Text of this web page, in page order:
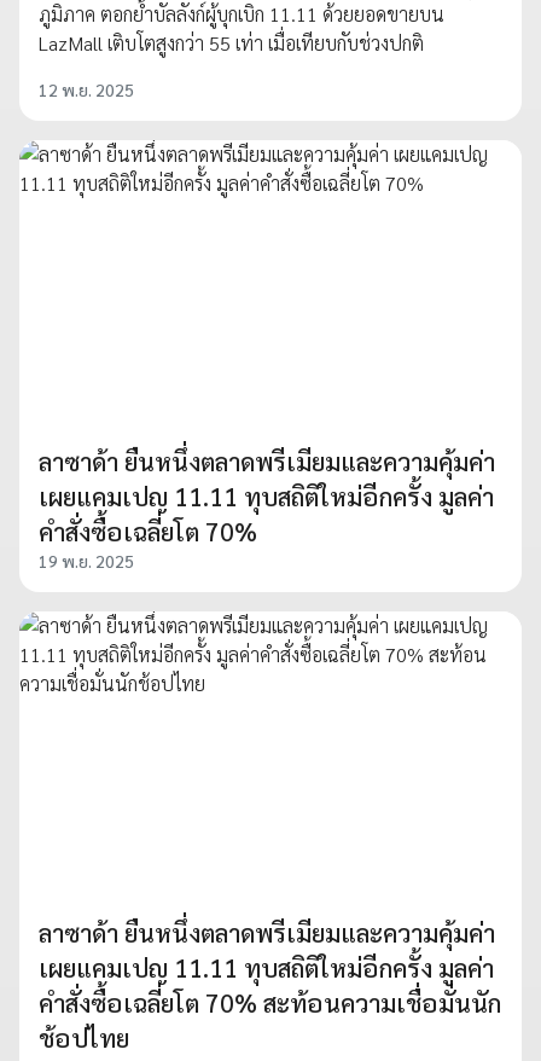
ภูมิภาค ตอกย้ำบัลลังก์ผู้บุกเบิก 11.11 ด้วยยอดขายบน
LazMall เติบโตสูงกว่า 55 เท่า เมื่อเทียบกับช่วงปกติ
12 พ.ย. 2025
ลาซาด้า ยืนหนึ่งตลาดพรีเมียมและความคุ้มค่า
เผยแคมเปญ 11.11 ทุบสถิติใหม่อีกครั้ง มูลค่า
คำสั่งซื้อเฉลี่ยโต 70%
19 พ.ย. 2025
ลาซาด้า ยืนหนึ่งตลาดพรีเมียมและความคุ้มค่า
เผยแคมเปญ 11.11 ทุบสถิติใหม่อีกครั้ง มูลค่า
คำสั่งซื้อเฉลี่ยโต 70% สะท้อนความเชื่อมั่นนัก
ช้อปไทย